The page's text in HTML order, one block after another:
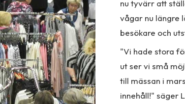
nu tyvärr att
vågar nu längre
besökare och
"Vi hade stora
ut ser vi små
till mässan i
innehåll!" säger